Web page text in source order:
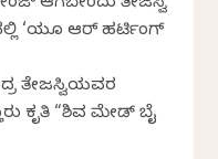
ಆಗಬೇಕೆಂದು ತೇಜಸ್ವಿ
‘ಯೂ ಆರ್ ಹರ್ಟಿಂಗ್
ತೇಜಸ್ವಿಯವರ
ಕೃತಿ “ಶಿವ ಮೇಡ್‌ ಬೈ